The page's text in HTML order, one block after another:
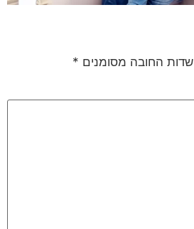
שדות החובה מסומנים *